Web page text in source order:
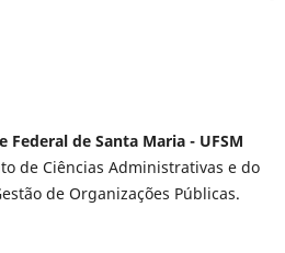
de Santa Maria - UFSM
de Ciências Administrativas e do
de Organizações Públicas.